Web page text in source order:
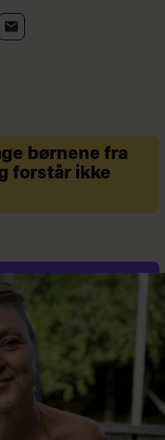
børnene fra
forstår ikke